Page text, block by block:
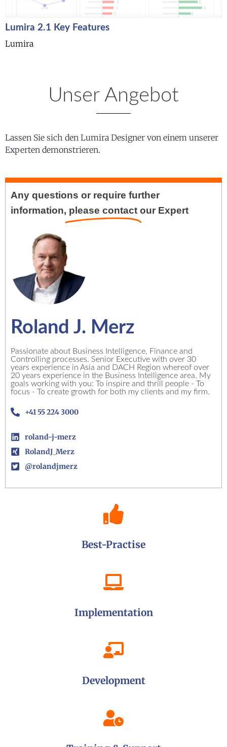
Lumira 2.1 Key Features
Lumira
Unser Angebot
Lassen Sie sich den Lumira Designer von einem unserer
Experten demonstrieren.
Any questions or require further
information, please contact our Expert
Roland J. Merz
Passionate about Business Intelligence, Finance and
Controlling processes. Senior Executive with over 30
years experience in Asia and DACH Region whereof over
20 years experience in the Business Intelligence area. My
goals working with you: To inspire and thrill people - To
focus - To create growth for both my clients and my firm.
+41 55 224 3000
roland-j-merz
RolandJ_Merz
@rolandjmerz
Best-Practise
Implementation
Development